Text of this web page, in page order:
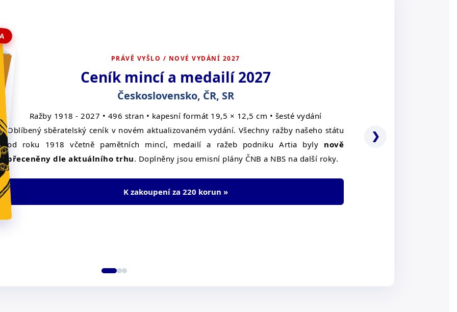
PRÁVĚ VYŠLO / NOVÉ VYDÁNÍ 2027
Ceník mincí a medailí 2027
Československo, ČR, SR
Ražby 1918 - 2027 • 496 stran • kapesní formát 19,5 × 12,5 cm • šesté vydání
Oblíbený sběratelský ceník v novém aktualizovaném vydání. Všechny ražby našeho státu
od roku 1918 včetně pamětních mincí, medailí a ražeb podniku Artia byly nově
přeceněny dle aktuálního trhu. Doplněny jsou emisní plány ČNB a NBS na další roky.
K zakoupení za 220 korun »
❯